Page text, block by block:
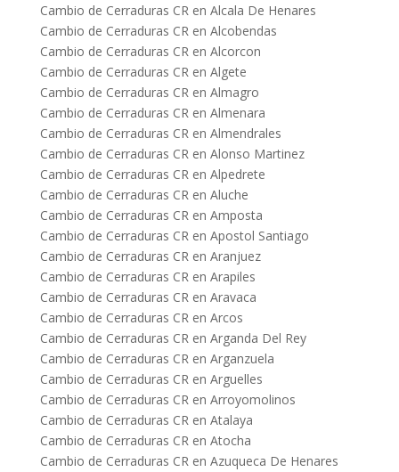
Cambio de Cerraduras CR en Alcala De Henares
Cambio de Cerraduras CR en Alcobendas
Cambio de Cerraduras CR en Alcorcon
Cambio de Cerraduras CR en Algete
Cambio de Cerraduras CR en Almagro
Cambio de Cerraduras CR en Almenara
Cambio de Cerraduras CR en Almendrales
Cambio de Cerraduras CR en Alonso Martinez
Cambio de Cerraduras CR en Alpedrete
Cambio de Cerraduras CR en Aluche
Cambio de Cerraduras CR en Amposta
Cambio de Cerraduras CR en Apostol Santiago
Cambio de Cerraduras CR en Aranjuez
Cambio de Cerraduras CR en Arapiles
Cambio de Cerraduras CR en Aravaca
Cambio de Cerraduras CR en Arcos
Cambio de Cerraduras CR en Arganda Del Rey
Cambio de Cerraduras CR en Arganzuela
Cambio de Cerraduras CR en Arguelles
Cambio de Cerraduras CR en Arroyomolinos
Cambio de Cerraduras CR en Atalaya
Cambio de Cerraduras CR en Atocha
Cambio de Cerraduras CR en Azuqueca De Henares